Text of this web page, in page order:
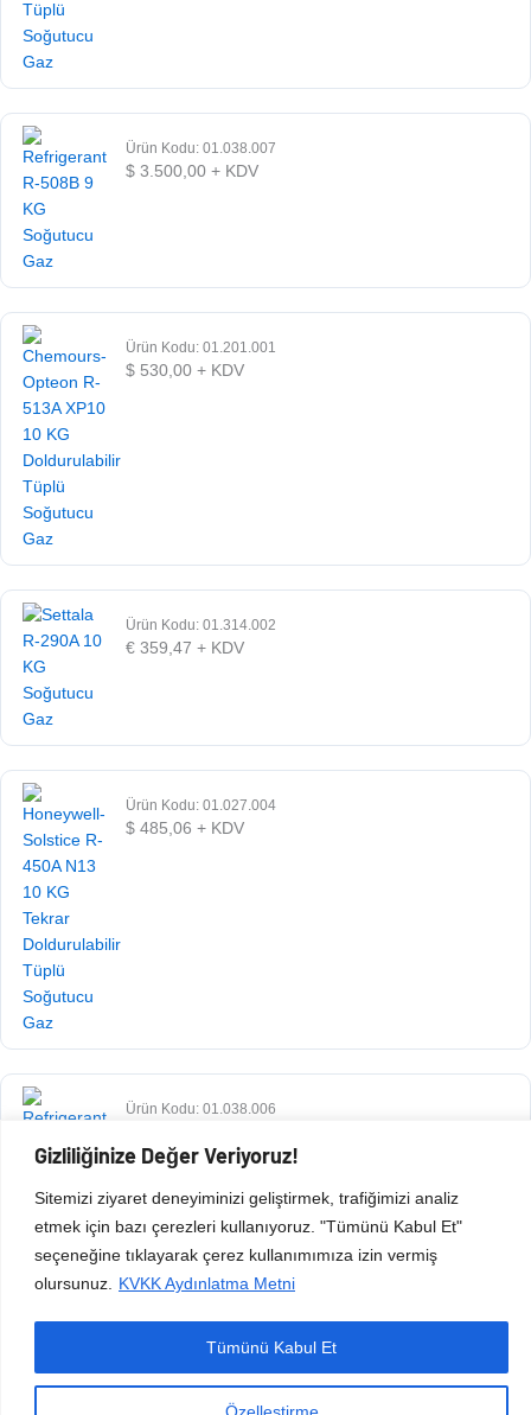
Gizliliğinize Değer Veriyoruz!
Sitemizi ziyaret deneyiminizi geliştirmek, trafiğimizi analiz
etmek için bazı çerezleri kullanıyoruz. "Tümünü Kabul Et"
seçeneğine tıklayarak çerez kullanımımıza izin vermiş
olursunuz.
KVKK Aydınlatma Metni
Özelleştirme
Tümünü Kabul Et
Ürün Kodu: 01.038.007
$ 3.500,00 + KDV
Ürün Kodu: 01.201.001
$ 530,00 + KDV
Ürün Kodu: 01.314.002
€ 359,47 + KDV
Ürün Kodu: 01.027.004
$ 485,06 + KDV
Ürün Kodu: 01.038.006